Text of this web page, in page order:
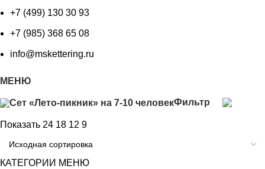
+7 (499) 130 30 93
+7 (985) 368 65 08
info@mskettering.ru
МЕНЮ
Фильтр
Показать 24 18 12 9
КАТЕГОРИИ МЕНЮ